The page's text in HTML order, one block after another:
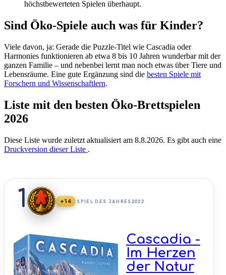
höchstbewerteten Spielen überhaupt.
Sind Öko-Spiele auch was für Kinder?
Viele davon, ja: Gerade die Puzzle-Titel wie Cascadia oder
Harmonies funktionieren ab etwa 8 bis 10 Jahren wunderbar mit der
ganzen Familie – und nebenbei lernt man noch etwas über Tiere und
Lebensräume. Eine gute Ergänzung sind die besten Spiele mit
Forschern und Wissenschaftlern.
Liste mit den besten Öko-Brettspielen
2026
Diese Liste wurde zuletzt aktualisiert am 8.8.2026. Es gibt auch eine
Druckversion dieser Liste .
1 +14 SPIEL DES JAHRES2022
Cascadia -
Im Herzen
der Natur